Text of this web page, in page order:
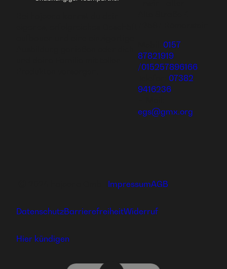
0157
87821919
/015257896166
07382
9416236
egs@gmx.org
ImpressumAGB
DatenschutzBarrierefreiheitWiderruf
Hier kündigen